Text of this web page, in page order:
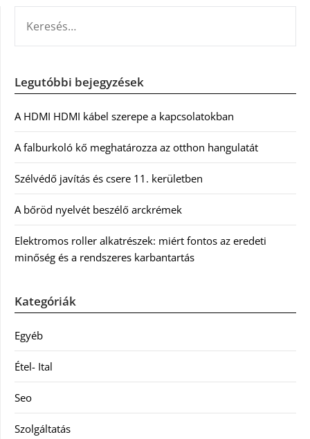
Legutóbbi bejegyzések
A HDMI HDMI kábel szerepe a kapcsolatokban
A falburkoló kő meghatározza az otthon hangulatát
Szélvédő javítás és csere 11. kerületben
A bőröd nyelvét beszélő arckrémek
Elektromos roller alkatrészek: miért fontos az eredeti
minőség és a rendszeres karbantartás
Kategóriák
Egyéb
Étel- Ital
Seo
Szolgáltatás